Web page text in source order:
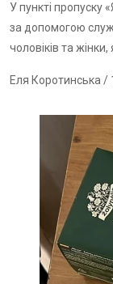
У пункті пропуску
за допомогою
чоловіків та
Еля Коротинська /